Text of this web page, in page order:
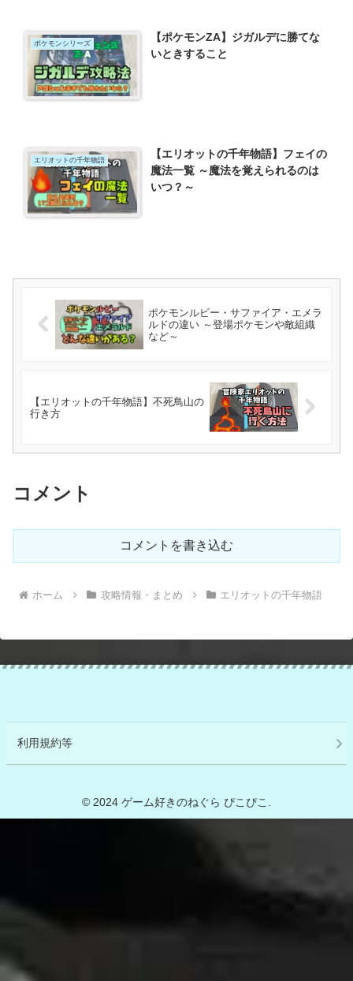
ポケモンシリーズ
【ポケモンZA】ジガルデに勝てな
いときすること
エリオットの千年物語
【エリオットの千年物語】フェイの
魔法一覧 ～魔法を覚えられるのは
いつ？～
ポケモンルビー・サファイア・エメラ
ルドの違い ～登場ポケモンや敵組織
など～
【エリオットの千年物語】不死鳥山の
行き方
コメント
コメントを書き込む
ホーム 攻略情報・まとめ エリオットの千年物語
利用規約等
© 2024 ゲーム好きのねぐら ぴこぴこ.